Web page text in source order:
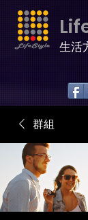
生活
群組